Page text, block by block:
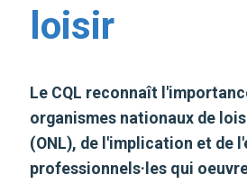
loisir
Le CQL reconnaît
organismes nationaux de
(ONL), de l'implication et de
professionnels·les qui